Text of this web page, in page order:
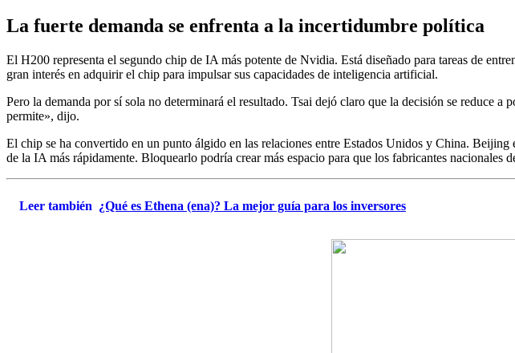
La fuerte demanda se enfrenta a la incertidumbre política
El H200 representa el segundo chip de IA más potente de Nvidia. Está diseñado para tareas de
gran interés en adquirir el chip para impulsar sus capacidades de inteligencia artificial.
Pero la demanda por sí sola no determinará el resultado. Tsai dejó claro que la decisión se reduce
permite», dijo.
El chip se ha convertido en un punto álgido en las relaciones entre Estados Unidos y China.
de la IA más rápidamente. Bloquearlo podría crear más espacio para que los fabricantes nacionales
Leer también ¿Qué es Ethena (ena)? La mejor guía para los inversores